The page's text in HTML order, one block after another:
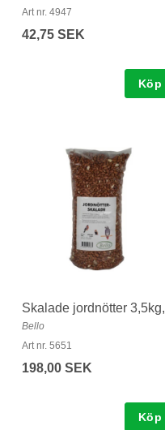
Art nr. 4947
42,75 SEK
Köp
Skalade jordnötter 3,5kg,
Bello
Art nr. 5651
198,00 SEK
Köp